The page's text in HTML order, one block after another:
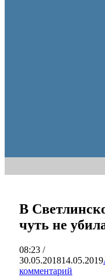
В
чуть не
08:23 /
30.05.201814.05.2019
комментарий